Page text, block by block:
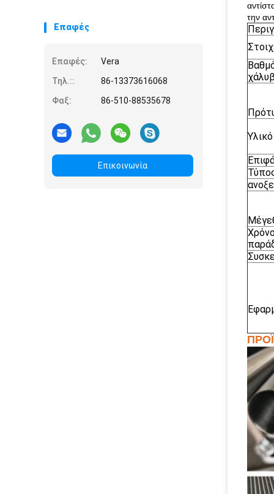
Επαφές
Επαφές:
Vera
Τηλ.::
86-13373616068
Φαξ:
86-510-88535678
Επικοινωνία
την
Υλικό